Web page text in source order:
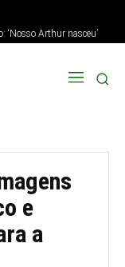
‘Nosso Arthur nasceu’
e
a